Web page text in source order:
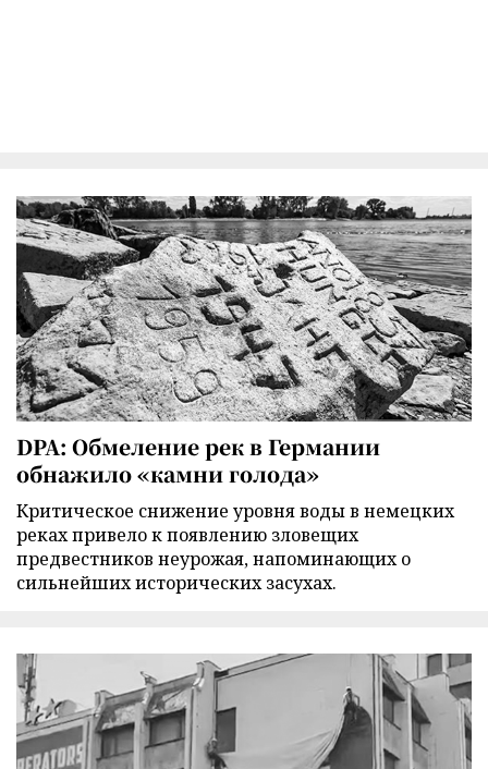
DPA: Обмеление рек в Германии
обнажило «камни голода»
Критическое снижение уровня воды в немецких
реках привело к появлению зловещих
предвестников неурожая, напоминающих о
сильнейших исторических засухах.